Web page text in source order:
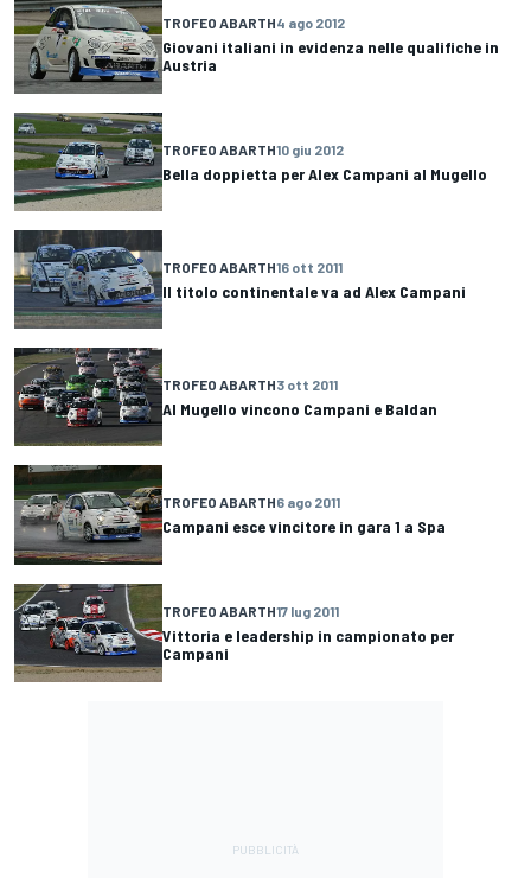
TROFEO ABARTH4 ago 2012
Giovani italiani in evidenza nelle qualifiche in
Austria
TROFEO ABARTH10 giu 2012
Bella doppietta per Alex Campani al Mugello
TROFEO ABARTH16 ott 2011
Il titolo continentale va ad Alex Campani
TROFEO ABARTH3 ott 2011
Al Mugello vincono Campani e Baldan
TROFEO ABARTH6 ago 2011
Campani esce vincitore in gara 1 a Spa
TROFEO ABARTH17 lug 2011
Vittoria e leadership in campionato per
Campani